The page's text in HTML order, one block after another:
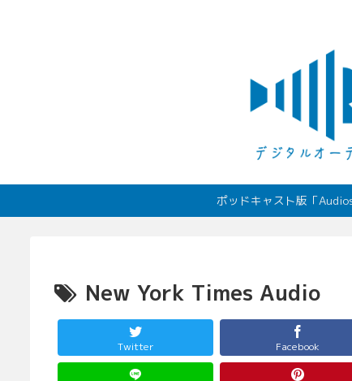
ポッドキャスト版「
New York Times Audio
Twitter Facebook